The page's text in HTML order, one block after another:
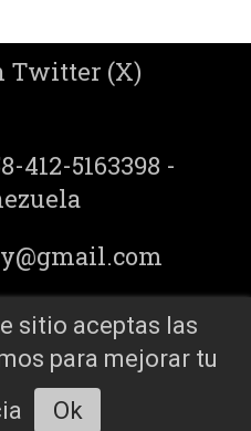
Twitter (X)
412-5163398 -
sitio aceptas las
para mejorar tu
Ok